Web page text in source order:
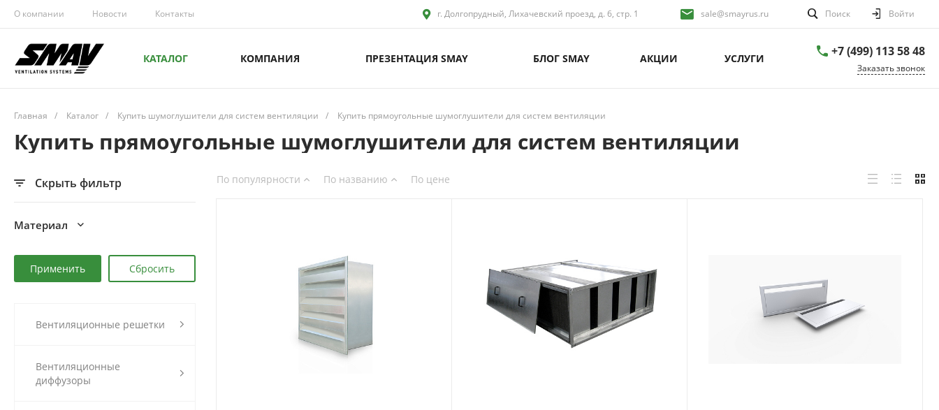
О компании Новости Контакты г. Долгопрудный, Лихачевский проезд, д. 6, стр. 1 sale@smayrus.ru Поиск Войти
КАТАЛОГ КОМПАНИЯ ПРЕЗЕНТАЦИЯ SMAY БЛОГ SMAY АКЦИИ УСЛУГИ +7 (499) 113 58 48
Заказать звонок
Главная / Каталог / Купить шумоглушители для систем вентиляции / Купить прямоугольные шумоглушители для систем вентиляции
Купить прямоугольные шумоглушители для систем вентиляции
Скрыть фильтр
Материал
Вентиляционные решетки
Вентиляционные
диффузоры
По популярности По названию По цене